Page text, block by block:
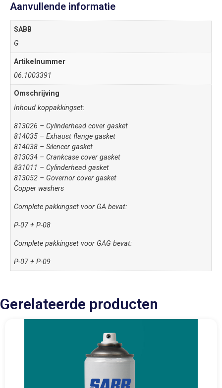
Aanvullende informatie
SABB
G
Artikelnummer
06.1003391
Omschrijving
Inhoud koppakkingset:
813026 – Cylinderhead cover gasket
814035 – Exhaust flange gasket
814038 – Silencer gasket
813034 – Crankcase cover gasket
831011 – Cylinderhead gasket
813052 – Governor cover gasket
Copper washers
Complete pakkingset voor GA bevat:
P-07 + P-08
Complete pakkingset voor GAG bevat:
P-07 + P-09
Gerelateerde producten